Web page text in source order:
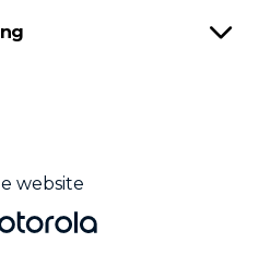
website